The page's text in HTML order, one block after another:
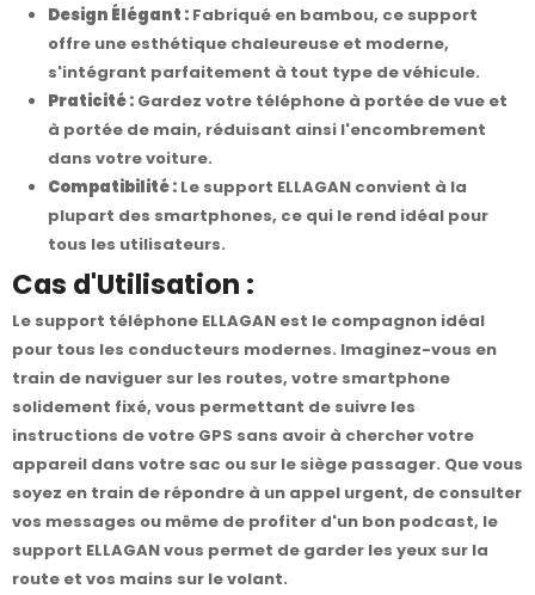
Design Élégant : Fabriqué en bambou, ce support
offre une esthétique chaleureuse et moderne,
s'intégrant parfaitement à tout type de véhicule.
Praticité : Gardez votre téléphone à portée de vue et
à portée de main, réduisant ainsi l'encombrement
dans votre voiture.
Compatibilité : Le support ELLAGAN convient à la
plupart des smartphones, ce qui le rend idéal pour
tous les utilisateurs.
Cas d'Utilisation :
Le support téléphone ELLAGAN est le compagnon idéal
pour tous les conducteurs modernes. Imaginez-vous en
train de naviguer sur les routes, votre smartphone
solidement fixé, vous permettant de suivre les
instructions de votre GPS sans avoir à chercher votre
appareil dans votre sac ou sur le siège passager. Que vous
soyez en train de répondre à un appel urgent, de consulter
vos messages ou même de profiter d'un bon podcast, le
support ELLAGAN vous permet de garder les yeux sur la
route et vos mains sur le volant.